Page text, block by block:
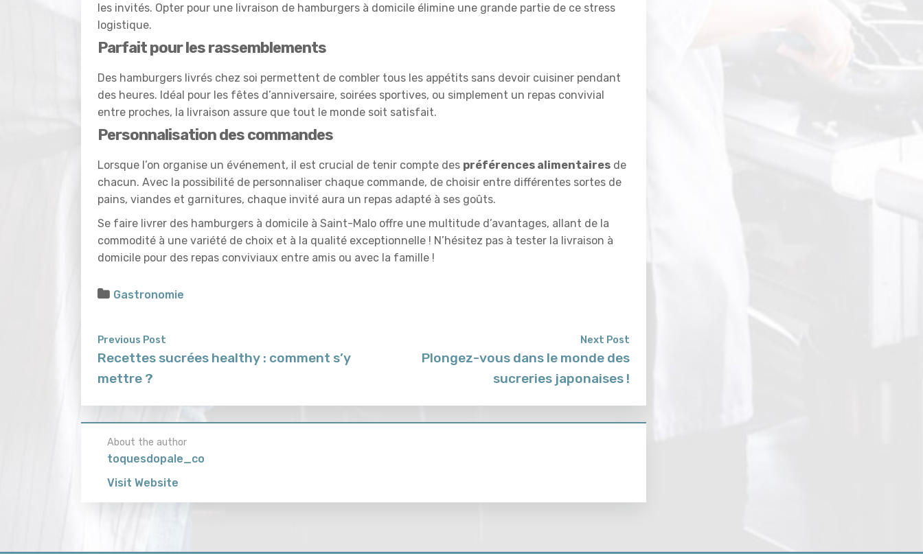
les invités. Opter pour une livraison de hamburgers à domicile élimine une grande partie de ce stress
logistique.
Parfait pour les rassemblements
Des hamburgers livrés chez soi permettent de combler tous les appétits sans devoir cuisiner pendant
des heures. Idéal pour les fêtes d’anniversaire, soirées sportives, ou simplement un repas convivial
entre proches, la livraison assure que tout le monde soit satisfait.
Personnalisation des commandes
Lorsque l’on organise un événement, il est crucial de tenir compte des préférences alimentaires de
chacun. Avec la possibilité de personnaliser chaque commande, de choisir entre différentes sortes de
pains, viandes et garnitures, chaque invité aura un repas adapté à ses goûts.
Se faire livrer des hamburgers à domicile à Saint-Malo offre une multitude d’avantages, allant de la
commodité à une variété de choix et à la qualité exceptionnelle ! N’hésitez pas à tester la livraison à
domicile pour des repas conviviaux entre amis ou avec la famille !
Gastronomie
Previous Post
Recettes sucrées healthy : comment s’y
mettre ?
Next Post
Plongez-vous dans le monde des
sucreries japonaises !
About the author
toquesdopale_co
Visit Website